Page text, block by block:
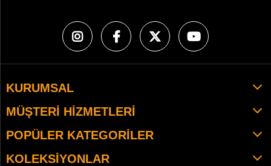
KURUMSAL
MÜŞTERI HIZMETLERI
POPÜLER KATEGORILER
KOLEKSIYONLAR